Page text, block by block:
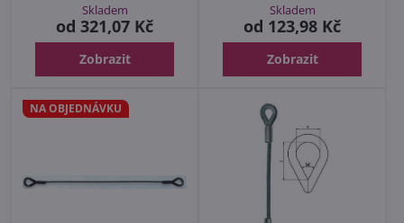
Skladem
od 321,07 Kč
Zobrazit
Skladem
od 123,98 Kč
Zobrazit
NA OBJEDNÁVKU